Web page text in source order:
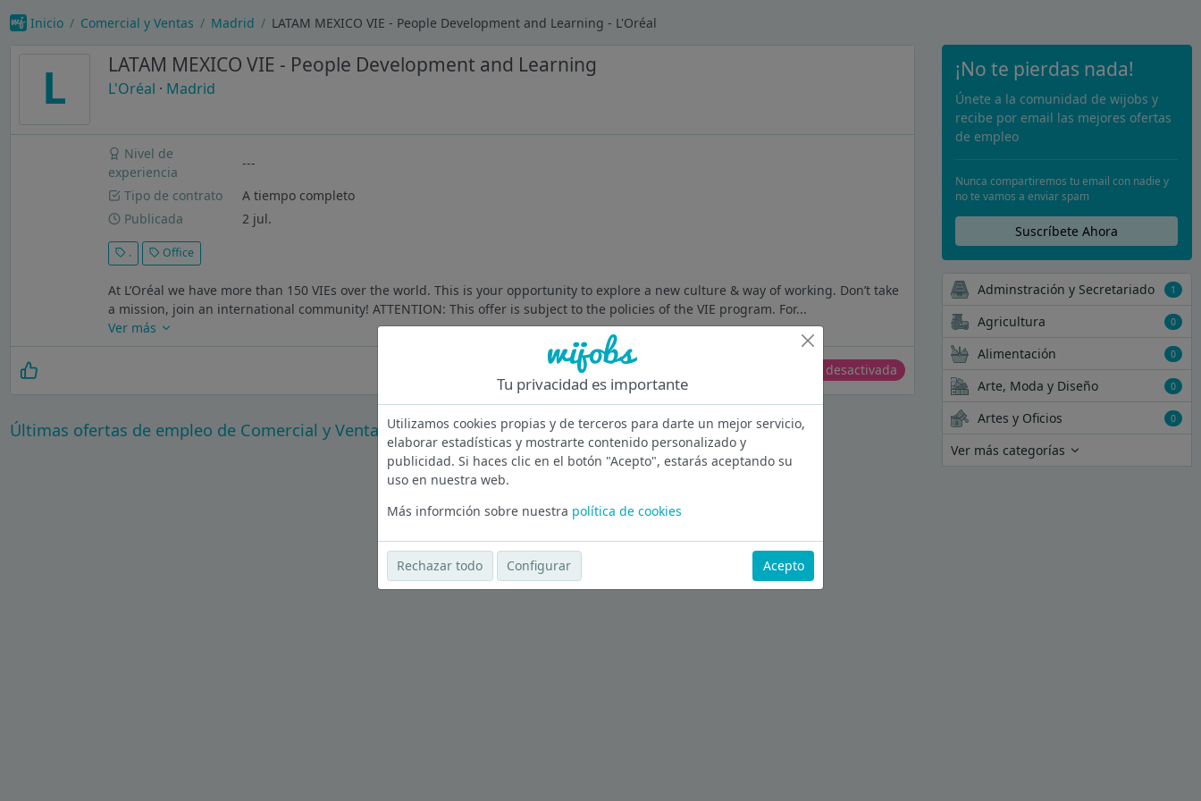
Inicio Comercial y Ventas Madrid LATAM MEXICO VIE - People Development and Learning - L'Oréal
L LATAM MEXICO VIE - People Development and Learning
L'Oréal · Madrid
Nivel de
experiencia
---
Tipo de contrato
A tiempo completo
Publicada
2 jul.
. Office
At L’Oréal we have more than 150 VIEs over the world. This is your opportunity to explore a new culture & way of working. Don’t take
a mission, join an international community! ATTENTION: This offer is subject to the policies of the VIE program. For...
Ver más
Oferta desactivada
Últimas ofertas de empleo de Comercial y Ventas en Madrid
Ver más ofertas
¡No te pierdas nada!
Únete a la comunidad de wijobs y
recibe por email las mejores ofertas
de empleo
Nunca compartiremos tu email con nadie y
no te vamos a enviar spam
Suscríbete Ahora
Adminstración y Secretariado 1
Agricultura 0
Alimentación 0
Arte, Moda y Diseño 0
Artes y Oficios 0
Ver más categorías
Tu privacidad es importante
Utilizamos cookies propias y de terceros para darte un mejor servicio,
elaborar estadísticas y mostrarte contenido personalizado y
publicidad. Si haces clic en el botón "Acepto", estarás aceptando su
uso en nuestra web.
Más informción sobre nuestra política de cookies
Rechazar todo Configurar Acepto